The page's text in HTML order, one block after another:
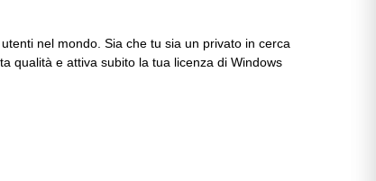
nel mondo. Sia che tu sia un privato in cerca
qualità e attiva subito la tua licenza di Windows